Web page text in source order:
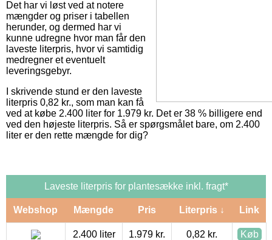
Det har vi løst ved at notere
mængder og priser i tabellen
herunder, og dermed har vi
kunne udregne hvor man får den
laveste literpris, hvor vi samtidig
medregner et eventuelt
leveringsgebyr.
I skrivende stund er den laveste
literpris 0,82 kr., som man kan få
ved at købe 2.400 liter for 1.979 kr. Det er 38 % billigere end
ved den højeste literpris. Så er spørgsmålet bare, om 2.400
liter er den rette mængde for dig?
Laveste literpris for plantesække inkl. fragt*
Webshop Mængde Pris Literpris ↓ Link
2.400 liter 1.979 kr. 0,82 kr. Køb